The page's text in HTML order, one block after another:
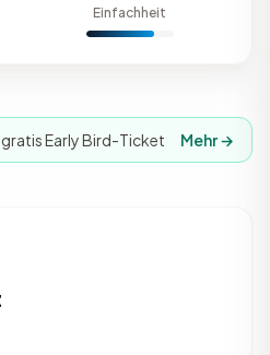
Einfachheit
gratis Early Bird-Ticket Mehr →